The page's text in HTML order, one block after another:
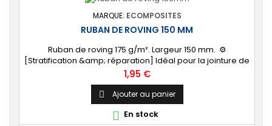
MARQUE: ECOMPOSITES
RUBAN DE ROVING 150 MM
Ruban de roving 175 g/m². Largeur 150 mm. ⚙️
[Stratification &amp; réparation] Idéal pour la jointure de
cloison, la stratification de tube, le renfort de bordures
ou de coins. ✔️ [Prêt à l'emploi] Vendu au mètre linéaire
ou en rouleau complet de 30 mètres.
Prix
1,95 €
 Ajouter au panier
 En stock